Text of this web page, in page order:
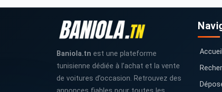
Baniola.tn est une plateforme
tunisienne dédiée à l’achat et la vente
de voitures d’occasion. Retrouvez des
Accueil